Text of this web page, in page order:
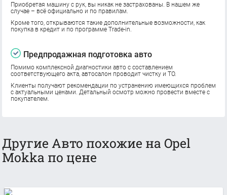
Приобретая машину с рук, вы никак не застрахованы. В нашем же
случае – всё официально и по правилам.
Кроме того, открываются такие дополнительные возможности, как
покупка в кредит и по программе Trade-in.
Предпродажная подготовка авто
Помимо комплексной диагностики авто с составлением
соответствующего акта, автосалон проводит чистку и ТО.
Клиенты получают рекомендации по устранению имеющихся проблем
с актуальными ценами. Детальный осмотр можно провести вместе с
покупателем.
Другие Авто похожие на Opel
Mokka по цене